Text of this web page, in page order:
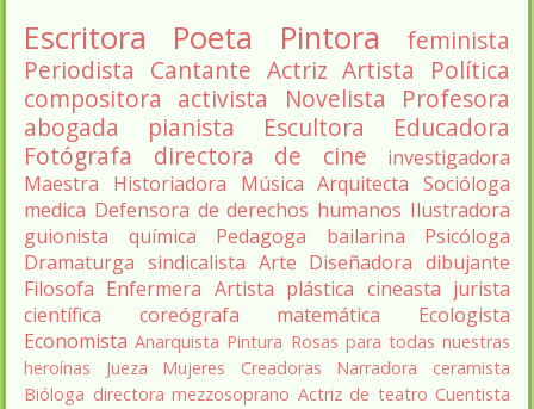
Escritora Poeta Pintora
feminista
Periodista Cantante Actriz Artista
Política
compositora activista Novelista
Profesora
abogada
pianista Escultora
Educadora
Fotógrafa
directora de cine
investigadora
Maestra
Historiadora Música Arquitecta Socióloga
medica Defensora de derechos humanos Ilustradora
guionista
química Pedagoga bailarina
Psicóloga
Dramaturga sindicalista Arte Diseñadora dibujante
Filosofa Enfermera Artista plástica cineasta jurista
científica
coreógrafa matemática
Ecologista
Economista Anarquista Pintura Rosas para todas nuestras
heroínas
Jueza Mujeres Creadoras Narradora
ceramista
Bióloga directora mezzosoprano Actriz de teatro Cuentista